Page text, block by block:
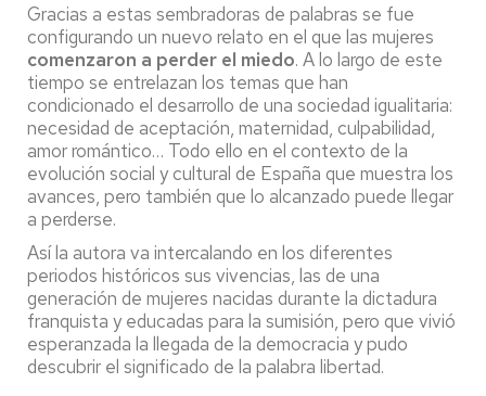
Gracias a estas sembradoras de palabras se fue
configurando un nuevo relato en el que las mujeres
comenzaron a perder el miedo. A lo largo de este
tiempo se entrelazan los temas que han
condicionado el desarrollo de una sociedad igualitaria:
necesidad de aceptación, maternidad, culpabilidad,
amor romántico… Todo ello en el contexto de la
evolución social y cultural de España que muestra los
avances, pero también que lo alcanzado puede llegar
a perderse.
Así la autora va intercalando en los diferentes
periodos históricos sus vivencias, las de una
generación de mujeres nacidas durante la dictadura
franquista y educadas para la sumisión, pero que vivió
esperanzada la llegada de la democracia y pudo
descubrir el significado de la palabra libertad.